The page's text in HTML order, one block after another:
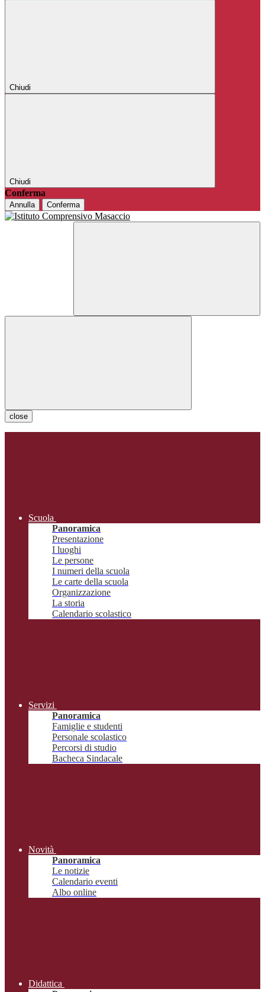
Chiudi
Chiudi
Conferma
Annulla Conferma
close
Scuola
Panoramica
Presentazione
I luoghi
Le persone
I numeri della scuola
Le carte della scuola
Organizzazione
La storia
Calendario scolastico
Servizi
Panoramica
Famiglie e studenti
Personale scolastico
Percorsi di studio
Bacheca Sindacale
Novità
Panoramica
Le notizie
Calendario eventi
Albo online
Didattica